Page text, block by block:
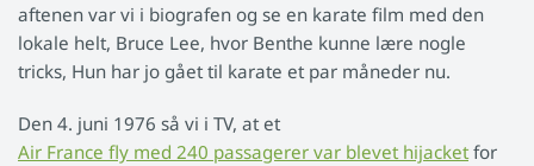
aftenen var vi i biografen og se en karate film med den
lokale helt, Bruce Lee, hvor Benthe kunne lære nogle
tricks, Hun har jo gået til karate et par måneder nu.
Den 4. juni 1976 så vi i TV, at et
Air France fly med 240 passagerer var blevet hijacket for